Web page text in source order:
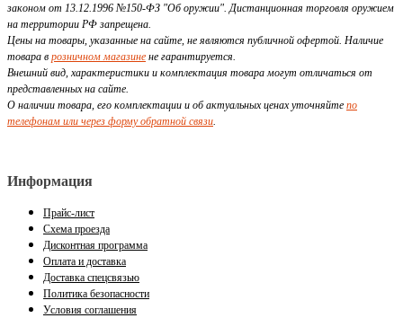
законом от 13.12.1996 №150-ФЗ "Об оружии". Дистанционная торговля оружием
на территории РФ запрещена.
Цены на товары, указанные на сайте, не являются публичной офертой. Наличие
товара в розничном магазине не гарантируется.
Внешний вид, характеристики и комплектация товара могут отличаться от
представленных на сайте.
О наличии товара, его комплектации и об актуальных ценах уточняйте по
телефонам или через форму обратной связи.
Информация
Прайс-лист
Схема проезда
Дисконтная программа
Оплата и доставка
Доставка спецсвязью
Политика безопасности
Условия соглашения